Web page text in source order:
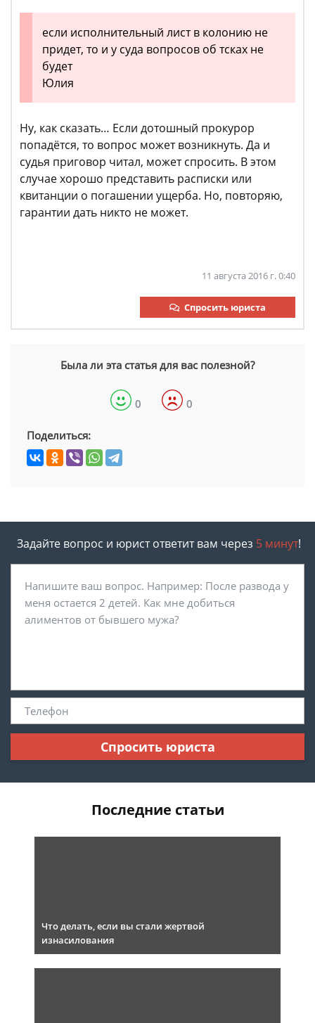
если исполнительный лист в колонию не
придет, то и у суда вопросов об тсках не
будет
Юлия
Ну, как сказать… Если дотошный прокурор
попадётся, то вопрос может возникнуть. Да и
судья приговор читал, может спросить. В этом
случае хорошо представить расписки или
квитанции о погашении ущерба. Но, повторяю,
гарантии дать никто не может.
11 августа 2016 г. 0:40
Спросить юриста
Была ли эта статья для вас полезной?
0 0
Поделиться:
Задайте вопрос и юрист ответит вам через 5 минут!
Спросить юриста
Последние статьи
Что делать, если вы стали жертвой
изнасилования